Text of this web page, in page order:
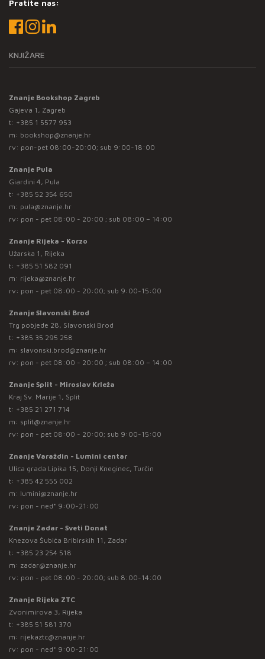
Pratite nas:
KNJIŽARE
Znanje Bookshop Zagreb
Gajeva 1, Zagreb
t: +385 1 5577 953
m: bookshop@znanje.hr
rv: pon-pet 08:00-20:00; sub 9:00-18:00
Znanje Pula
Giardini 4, Pula
t: +385 52 354 650
m: pula@znanje.hr
rv: pon - pet 08:00 - 20:00 ; sub 08:00 – 14:00
Znanje Rijeka - Korzo
Užarska 1, Rijeka
t: +385 51 582 091
m: rijeka@znanje.hr
rv: pon - pet 08:00 - 20:00; sub 9:00-15:00
Znanje Slavonski Brod
Trg pobjede 28, Slavonski Brod
t: +385 35 295 258
m: slavonski.brod@znanje.hr
rv: pon - pet 08:00 - 20:00 ; sub 08:00 – 14:00
Znanje Split - Miroslav Krleža
Kraj Sv. Marije 1, Split
t: +385 21 271 714
m: split@znanje.hr
rv: pon - pet 08:00 - 20:00; sub 9:00-15:00
Znanje Varaždin - Lumini centar
Ulica grada Lipika 15, Donji Kneginec, Turčin
t: +385 42 555 002
m: lumini@znanje.hr
rv: pon - ned* 9:00-21:00
Znanje Zadar - Sveti Donat
Knezova Šubića Bribirskih 11, Zadar
t: +385 23 254 518
m: zadar@znanje.hr
rv: pon - pet 08:00 - 20:00; sub 8:00-14:00
Znanje Rijeka ZTC
Zvonimirova 3, Rijeka
t: +385 51 581 370
m: rijekaztc@znanje.hr
rv: pon - ned* 9:00-21:00